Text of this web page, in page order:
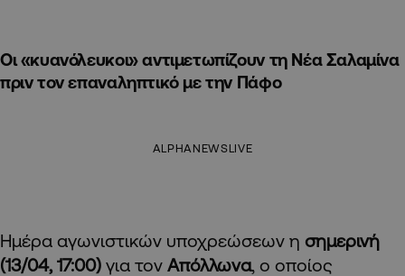
Οι «κυανόλευκοι» αντιμετωπίζουν τη Νέα Σαλαμίνα
πριν τον επαναληπτικό με την Πάφο
ALPHANEWSLIVE
Ημέρα αγωνιστικών υποχρεώσεων η σημερινή
(13/04, 17:00) για τον Απόλλωνα, ο οποίος